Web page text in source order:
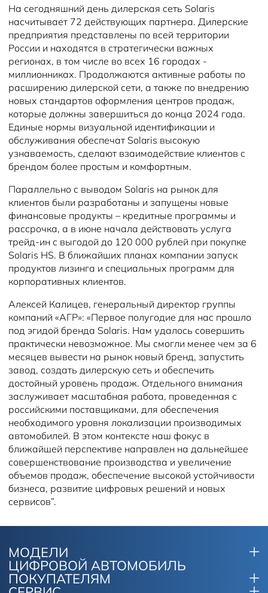
На сегодняшний день дилерская сеть Solaris
насчитывает 72 действующих партнера. Дилерские
предприятия представлены по всей территории
России и находятся в стратегически важных
регионах, в том числе во всех 16 городах -
миллионниках. Продолжаются активные работы по
расширению дилерской сети, а также по внедрению
новых стандартов оформления центров продаж,
которые должны завершиться до конца 2024 года.
Единые нормы визуальной идентификации и
обслуживания обеспечат Solaris высокую
узнаваемость, сделают взаимодействие клиентов с
брендом более простым и комфортным.
Параллельно с выводом Solaris на рынок для
клиентов были разработаны и запущены новые
финансовые продукты – кредитные программы и
рассрочка, а в июне начала действовать услуга
трейд-ин с выгодой до 120 000 рублей при покупке
Solaris HS. В ближайших планах компании запуск
продуктов лизинга и специальных программ для
корпоративных клиентов.
Алексей Калицев, генеральный директор группы
компаний «АГР»: «Первое полугодие для нас прошло
под эгидой бренда Solaris. Нам удалось совершить
практически невозможное. Мы смогли менее чем за 6
месяцев вывести на рынок новый бренд, запустить
завод, создать дилерскую сеть и обеспечить
достойный уровень продаж. Отдельного внимания
заслуживает масштабная работа, проведенная с
российскими поставщиками, для обеспечения
необходимого уровня локализации производимых
автомобилей. В этом контексте наш фокус в
ближайшей перспективе направлен на дальнейшее
совершенствование производства и увеличение
объемов продаж, обеспечение высокой устойчивости
бизнеса, развитие цифровых решений и новых
сервисов”.
МОДЕЛИ
ЦИФРОВОЙ АВТОМОБИЛЬ
ПОКУПАТЕЛЯМ